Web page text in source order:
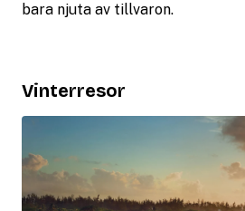
bara njuta av tillvaron.
Vinterresor